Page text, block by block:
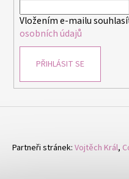
Vložením e-mailu
osobních údajů
PŘIHLÁSIT SE
Partneři stránek: Vojtěch Král,